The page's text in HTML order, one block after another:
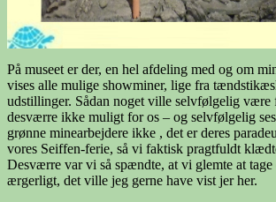
På museet er der, en hel afdeling med og om
vises alle mulige showminer, lige fra
udstillinger. Sådan noget ville selvfølgelig være
desværre ikke muligt for os – og selvfølgelig
grønne minearbejdere ikke , det er deres
vores Seiffen-ferie, så vi faktisk pragtfuldt
Desværre var vi så spændte, at vi glemte at tage
ærgerligt, det ville jeg gerne have vist jer her.